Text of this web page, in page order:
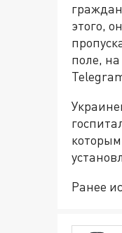
этого,
поле,
Ранее